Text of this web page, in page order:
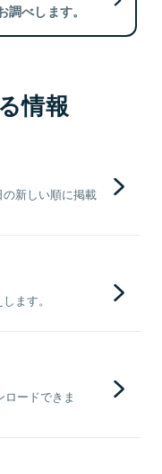
べします。
情報
新しい順に掲載
ます。
ードできま